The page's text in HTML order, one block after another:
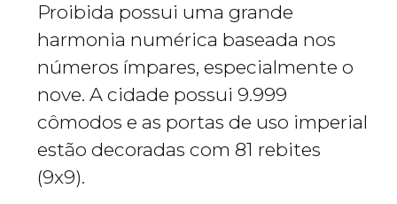
Proibida possui uma grande
harmonia numérica baseada nos
números ímpares, especialmente o
nove. A cidade possui 9.999
cômodos e as portas de uso imperial
estão decoradas com 81 rebites
(9x9).